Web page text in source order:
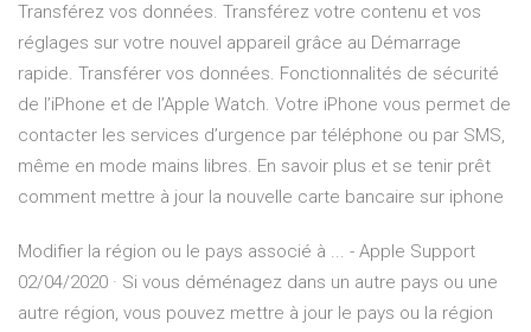
Transférez vos données. Transférez votre contenu et vos
réglages sur votre nouvel appareil grâce au Démarrage
rapide. Transférer vos données. Fonctionnalités de sécurité
de l’iPhone et de l’Apple Watch. Votre iPhone vous permet de
contacter les services d’urgence par téléphone ou par SMS,
même en mode mains libres. En savoir plus et se tenir prêt
comment mettre à jour la nouvelle carte bancaire sur iphone
Modifier la région ou le pays associé à ... - Apple Support
02/04/2020 · Si vous déménagez dans un autre pays ou une
autre région, vous pouvez mettre à jour le pays ou la région